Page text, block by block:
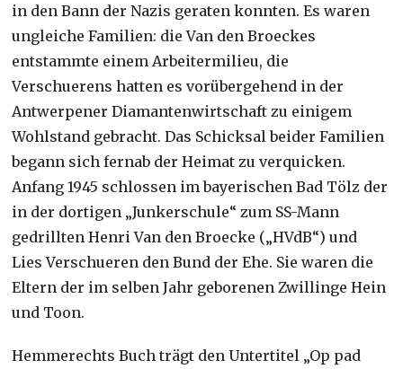
in den Bann der Nazis geraten konnten. Es waren
ungleiche Familien: die Van den Broeckes
entstammte einem Arbeitermilieu, die
Verschuerens hatten es vorübergehend in der
Antwerpener Diamantenwirtschaft zu einigem
Wohlstand gebracht. Das Schicksal beider Familien
begann sich fernab der Heimat zu verquicken.
Anfang 1945 schlossen im bayerischen Bad Tölz der
in der dortigen „Junkerschule“ zum SS-Mann
gedrillten Henri Van den Broecke („HVdB“) und
Lies Verschueren den Bund der Ehe. Sie waren die
Eltern der im selben Jahr geborenen Zwillinge Hein
und Toon.
Hemmerechts Buch trägt den Untertitel „Op pad